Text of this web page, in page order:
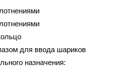
для ввода шариков
назначения: